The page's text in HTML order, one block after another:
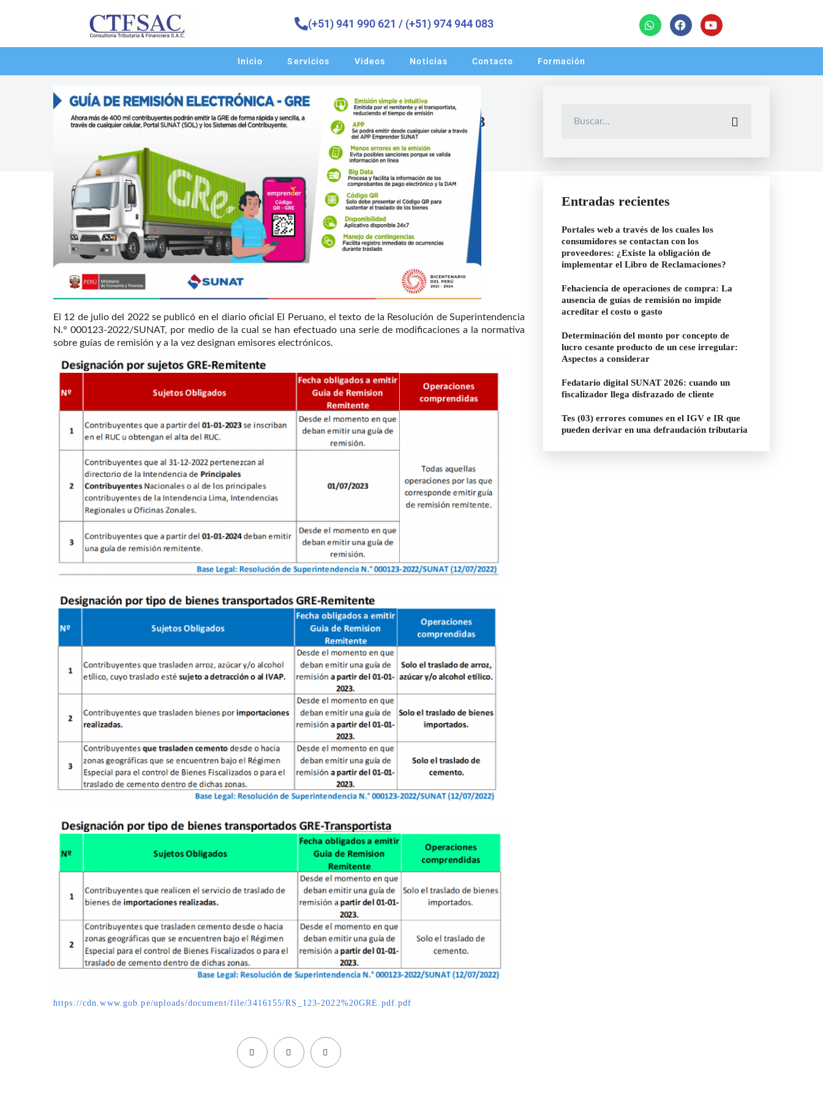
(+51) 941 990 621 / (+51) 974 944 083 ​
Inicio Servicios Videos Noticias Contacto Formación
noticias
SUNAT – Nuevos emisores de Guías de Remisión electrónica 2023
El 12 de julio del 2022 se publicó en el diario oficial El Peruano, el texto de la Resolución de Superintendencia
N.° 000123-2022/SUNAT, por medio de la cual se han efectuado una serie de modificaciones a la normativa
sobre guías de remisión y a la vez designan emisores electrónicos.
https://cdn.www.gob.pe/uploads/document/file/3416155/RS_123-2022%20GRE.pdf.pdf
Entradas recientes
Portales web a través de los cuales los
consumidores se contactan con los
proveedores: ¿Existe la obligación de
implementar el Libro de Reclamaciones?
Fehaciencia de operaciones de compra: La
ausencia de guías de remisión no impide
acreditar el costo o gasto
Determinación del monto por concepto de
lucro cesante producto de un cese irregular:
Aspectos a considerar
Fedatario digital SUNAT 2026: cuando un
fiscalizador llega disfrazado de cliente
Tes (03) errores comunes en el IGV e IR que
pueden derivar en una defraudación tributaria